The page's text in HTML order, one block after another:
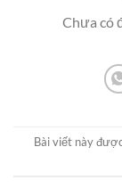
Chưa có
Bài viết này